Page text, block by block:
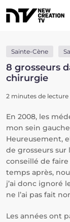
Sainte-Cène
8 grosseurs
chirurgie
2 minutes de lecture
En 2008, les
mon sein
Heureusement,
de grosseurs sur
conseillé de faire
temps après,
j’ai donc ignoré
ne l’ai pas fait
Les années ont